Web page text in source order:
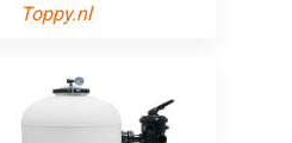
Toppy.nl